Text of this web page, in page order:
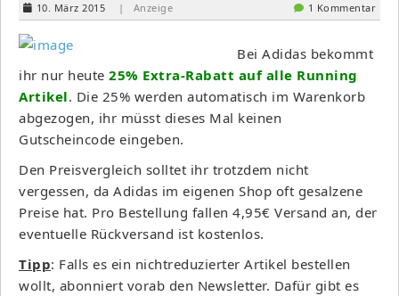
10. März 2015 | Anzeige 1 Kommentar
Bei Adidas bekommt
ihr nur heute 25% Extra-Rabatt auf alle Running
Artikel. Die 25% werden automatisch im Warenkorb
abgezogen, ihr müsst dieses Mal keinen
Gutscheincode eingeben.
Den Preisvergleich solltet ihr trotzdem nicht
vergessen, da Adidas im eigenen Shop oft gesalzene
Preise hat. Pro Bestellung fallen 4,95€ Versand an, der
eventuelle Rückversand ist kostenlos.
Tipp: Falls es ein nichtreduzierter Artikel bestellen
wollt, abonniert vorab den Newsletter. Dafür gibt es